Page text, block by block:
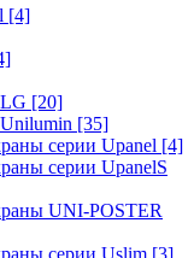
[4]
[20]
[35]
серии Upanel [4]
серии UpanelS
UNI-POSTER
серии Uslim [3]